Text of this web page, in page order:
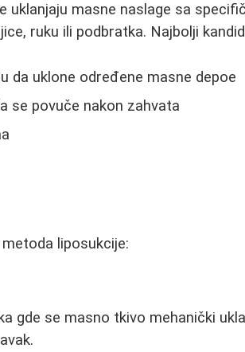
uklanjaju masne naslage sa
ruku ili podbratka. Najbolji
da uklone određene masne depoe
se povuče nakon zahvata
liposukcije:
gde se masno tkivo mehanički